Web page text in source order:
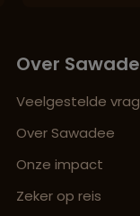
Over
Veelgestelde
Over Sawadee
Onze impact
Zeker op reis